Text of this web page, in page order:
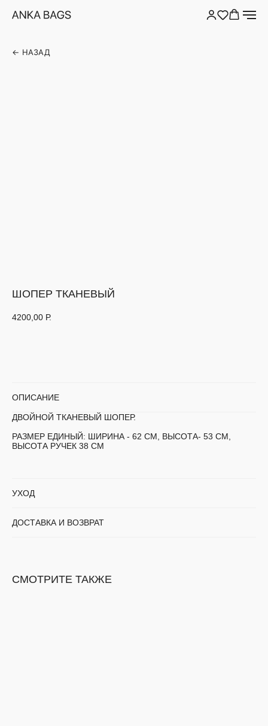
← НАЗАД
ШОПЕР ТКАНЕВЫЙ
4200,00 Р.
ОПИСАНИЕ
ДВОЙНОЙ ТКАНЕВЫЙ ШОПЕР.
РАЗМЕР ЕДИНЫЙ: ШИРИНА - 62 СМ, ВЫСОТА- 53 СМ,
ВЫСОТА РУЧЕК 38 СМ
УХОД
ДОСТАВКА И ВОЗВРАТ
СМОТРИТЕ ТАКЖЕ